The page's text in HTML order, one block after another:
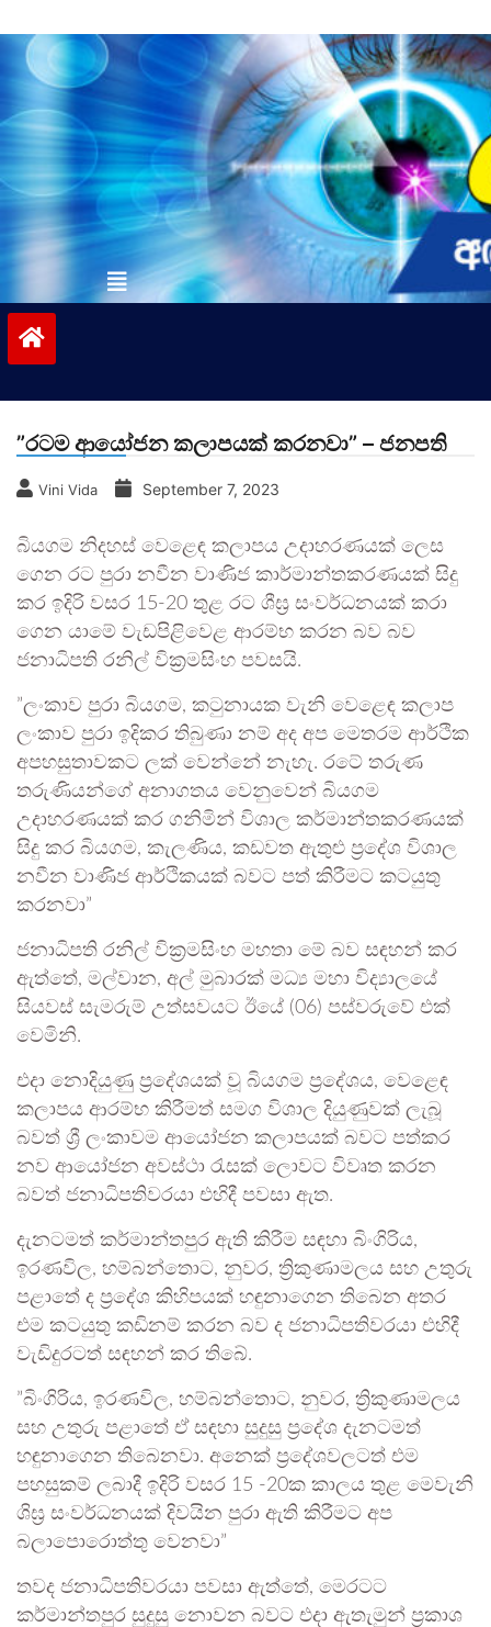
to
contentvinivida.lk
”රටම ආයෝජන කලාපයක් කරනවා” – ජනපති
Vini Vida September 7, 2023
බියගම නිදහස් වෙළෙඳ කලාපය උදාහරණයක් ලෙස
ගෙන රට පුරා නවීන වාණිජ කාර්මාන්තකරණයක් සිදු
කර ඉදිරි වසර 15-20 තුළ රට ශීඝ්‍ර සංවර්ධනයක් කරා
ගෙන යාමේ වැඩපිළිවෙළ ආරම්භ කරන බව බව
ජනාධිපති රනිල් වික්‍රමසිංහ පවසයි.
”ලංකාව පුරා බියගම, කටුනායක වැනි වෙළෙඳ කලාප
ලංකාව පුරා ඉදිකර තිබුණා නම් අද අප මෙතරම ආර්ථික
අපහසුතාවකට ලක් වෙන්නේ නැහැ. රටේ තරුණ
තරුණියන්ගේ අනාගතය වෙනුවෙන් බියගම
උදාහරණයක් කර ගනිමින් විශාල කර්මාන්තකරණයක්
සිදු කර බියගම, කැලණිය, කඩවත ඇතුළු ප්‍රදේශ විශාල
නවීන වාණිජ ආර්ථිකයක් බවට පත් කිරීමට කටයුතු
කරනවා”
ජනාධිපති රනිල් වික්‍රමසිංහ මහතා මේ බව සඳහන් කර
ඇත්තේ, මල්වාන, අල් මුබාරක් මධ්‍ය මහා විද්‍යාලයේ
සියවස් සැමරුම් උත්සවයට ඊයේ (06) පස්වරුවේ එක්
වෙමිනි.
එදා නොදියුණු ප්‍රදේශයක් වූ බියගම ප්‍රදේශය, වෙළෙඳ
කලාපය ආරම්භ කිරීමත් සමග විශාල දියුණුවක් ලැබූ
බවත් ශ්‍රී ලංකාවම ආයෝජන කලාපයක් බවට පත්කර
නව ආයෝජන අවස්ථා රැසක් ලොවට විවෘත කරන
බවත් ජනාධිපතිවරයා එහිදී පවසා ඇත.
දැනටමත් කර්මාන්තපුර ඇති කිරීම සඳහා බිංගිරිය,
ඉරණවිල, හම්බන්තොට, නුවර, ත්‍රිකුණාමලය සහ උතුරු
පළාතේ ද ප්‍රදේශ කිහිපයක් හඳුනාගෙන තිබෙන අතර
එම කටයුතු කඩිනම් කරන බව ද ජනාධිපතිවරයා එහිදී
වැඩිදුරටත් සඳහන් කර තිබේ.
”බිංගිරිය, ඉරණවිල, හම්බන්තොට, නුවර, ත්‍රිකුණාමලය
සහ උතුරු පළාතේ ඒ සඳහා සුදුසු ප්‍රදේශ දැනටමත්
හඳුනාගෙන තිබෙනවා. අනෙක් ප්‍රදේශවලටත් එම
පහසුකම් ලබාදී ඉදිරි වසර 15 -20ක කාලය තුළ මෙවැනි
ශිඝ්‍ර සංවර්ධනයක් දිවයින පුරා ඇති කිරීමට අප
බලාපොරොත්තු වෙනවා”
තවද ජනාධිපතිවරයා පවසා ඇත්තේ, මෙරටට
කර්මාන්තපුර සුදුසු නොවන බවට එදා ඇතැමුන් ප්‍රකාශ